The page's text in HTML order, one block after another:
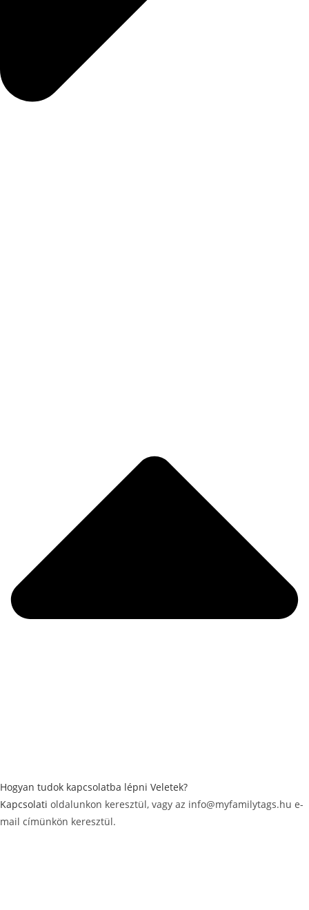
Hogyan tudok kapcsolatba lépni Veletek?
Kapcsolati oldalunkon keresztül, vagy az info@myfamilytags.hu e-
mail címünkön keresztül.